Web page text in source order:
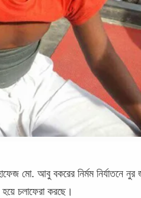
মো. আবু বকরের নির্মম নির্যাতনে নুর
চলাফেরা করছে।